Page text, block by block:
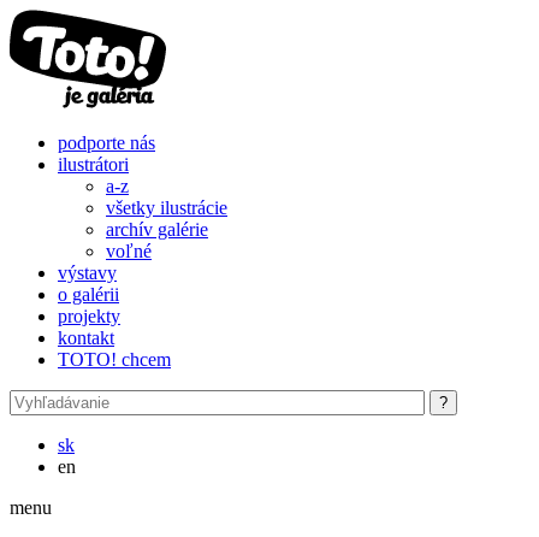
Skočiť na hlavný obsah
podporte nás
ilustrátori
a-z
všetky ilustrácie
archív galérie
voľné
výstavy
o galérii
projekty
kontakt
TOTO! chcem
sk
en
menu